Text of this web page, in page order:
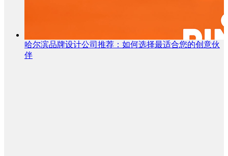
哈尔滨品牌设计公司推荐：如何选择最适合您的创意伙
伴